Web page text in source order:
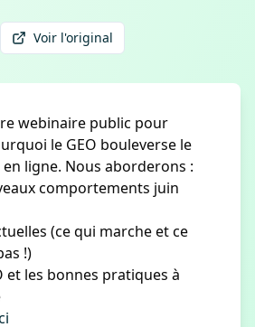
Voir l'original
webinaire public pour
le GEO bouleverse le
ligne. Nous aborderons :
comportements juin
(ce qui marche et ce
!)
et les bonnes pratiques à